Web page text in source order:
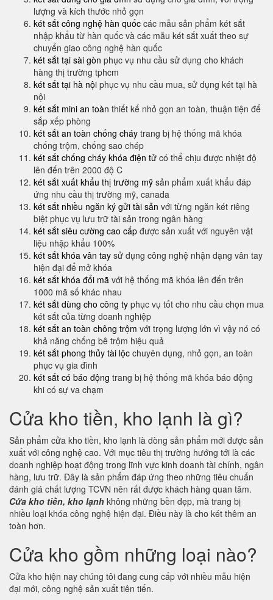
lượng và kích thước nhỏ gọn
két sắt công nghệ hàn quốc các mẫu sản phẩm két sắt
nhập khẩu từ hàn quốc và các mẫu két sắt xuất theo sự
chuyển giao công nghệ hàn quốc
két sắt tại sài gòn phục vụ nhu cầu sử dụng cho khách
hàng thị trường tphcm
két sắt tại hà nội phục vụ nhu cầu mua, sử dụng két tại hà
nội
két sắt mini an toàn thiết kế nhỏ gọn an toàn, thuận tiện để
sắp xếp phòng
két sắt an toàn chống cháy trang bị hệ thống mã khóa
chống trộm, chống sao chép
két sắt chống cháy khóa điện tử có thể chịu được nhiệt độ
lên đến trên 2000 độ C
két sắt xuất khẩu thị trường mỹ sản phẩm xuất khẩu đáp
ứng nhu cầu thị trường mỹ, canada
két sắt nhiều ngăn ký gửi tài sản với từng ngăn két riêng
biệt phục vụ lưu trữ tài sản trong ngân hàng
két sắt siêu cường cao cấp được sản xuất với nguyên vật
liệu nhập khẩu 100%
két sắt khóa vân tay sử dụng công nghệ nhận dạng vân tay
hiện đại để mở khóa
két sắt khóa đổi mã với hệ thống mã khóa lên đến trên
1000 mã số khác nhau
két sắt dùng cho công ty phục vụ tốt cho nhu cầu chọn mua
két sắt của từng doanh nghiệp
két sắt an toàn chông trộm với trọng lượng lớn vì vậy nó có
khả năng chống bê trộm hiệu quả
két sắt phong thủy tài lộc chuyên dụng, nhỏ gọn, an toàn
phục vụ gia đình
két sắt có báo động trang bị hệ thống mã khóa báo động
khi có sự va chạm
Cửa kho tiền, kho lạnh là gì?
Sản phẩm cửa kho tiền, kho lạnh là dòng sản phẩm mới được sản
xuất với công nghệ cao. Với mục tiêu thị trường hướng tới là các
doanh nghiệp hoạt động trong lĩnh vực kinh doanh tài chính, ngân
hàng, lưu trữ. Đây là sản phẩm đáp ứng theo những tiêu chuẩn
đánh giá chất lượng TCVN nên rất được khách hàng quan tâm.
Cửa kho tiền, kho lạnh không những bền đẹp, mà trang bị
nhiều loại khóa công nghệ hiện đại. Điều này là cho két thêm an
toàn hơn.
Cửa kho gồm những loại nào?
Cửa kho hiện nay chúng tôi đang cung cấp với nhiều mẫu hiện
đại mới, công nghệ sản xuất tiên tiến.